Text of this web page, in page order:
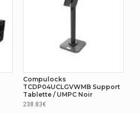
Compulocks
TCDP04UCLGVWMB Support
Tablette / UMPC Noir
238.83€